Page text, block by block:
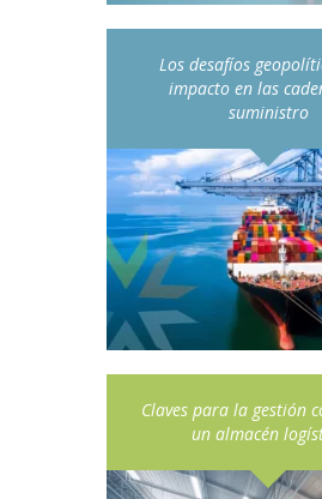
Los desafíos
impacto en las
suministro
Claves para la gestión
un almacén